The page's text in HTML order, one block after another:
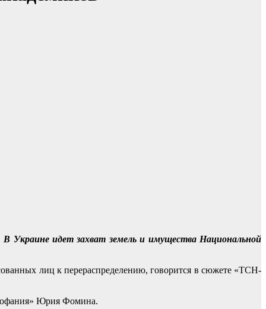
В Украине идет захват земель и имущества Национальной
лиц к перераспределению, говорится в сюжете «ТСН-
Юрия Фомина.